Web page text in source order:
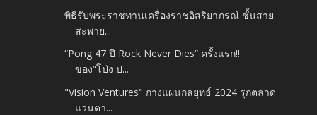
พิธีรับพระราชทานเครื่องราชอิสริยาภรณ์ ชั้นสาย
สะพาย...
“Pong 47 ปี Rock Never Dies” ครั้งแรก!!
ของ“โป่ง ป...
"Vision Ventures" กางแผนกลยุทธ์ 2024 รุกตลาด
แว่นตา...